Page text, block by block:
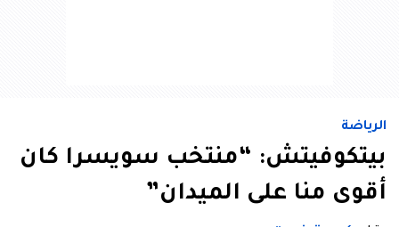
الرياضة
بيتكوفيتش: “منتخب سويسرا كان
أقوى منا على الميدان”